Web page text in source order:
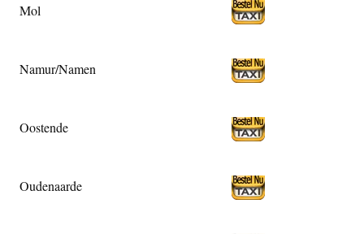
Mol
Namur/Namen
Oostende
Oudenaarde